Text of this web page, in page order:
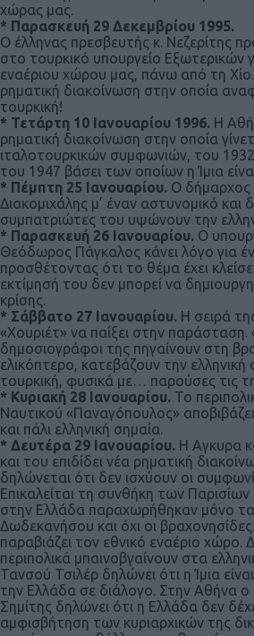
χώρας μας.
* Παρασκευή 29 Δεκεμβρίου 1995.
Ο έλληνας πρεσβευτής κ. Νεζερίτης
στο τουρκικό υπουργείο Εξωτερικών
εναέριου χώρου μας, πάνω από τη
ρηματική διακοίνωση στην οποία
τουρκική!
* Τετάρτη 10 Ιανουαρίου 1996. Η
ρηματική διακοίνωση στην οποία
ιταλοτουρκικών συμφωνιών, του
του 1947 βάσει των οποίων η Ίμια
* Πέμπτη 25 Ιανουαρίου. Ο δήμαρχος
Διακομιχάλης μ’ έναν αστυνομικό και
συμπατριώτες του υψώνουν την
* Παρασκευή 26 Ιανουαρίου. Ο
Θεόδωρος Πάγκαλος κάνει λόγο για
προσθέτοντας ότι το θέμα έχει
εκτίμησή του δεν μπορεί να
κρίσης.
* Σάββατο 27 Ιανουαρίου. Η σειρά
«Χουριέτ» να παίξει στην παράσταση.
δημοσιογράφοι της πηγαίνουν στη
ελικόπτερο, κατεβάζουν την
τουρκική, φυσικά με… παρούσες τις
* Κυριακή 28 Ιανουαρίου. Το
Ναυτικού «Παναγόπουλος»
και πάλι ελληνική σημαία.
* Δευτέρα 29 Ιανουαρίου. Η Αγκυρα
και του επιδίδει νέα ρηματική
δηλώνεται ότι δεν ισχύουν οι
Επικαλείται τη συνθήκη των
στην Ελλάδα παραχωρήθηκαν μόνο τα
Δωδεκανήσου και όχι οι
παραβιάζει τον εθνικό εναέριο χώρο.
περιπολικά μπαινοβγαίνουν στα
Τανσού Τσιλέρ δηλώνει ότι η Ίμια
την Ελλάδα σε διάλογο. Στην Αθήνα
Σημίτης δηλώνει ότι η Ελλάδα δεν
αμφισβήτηση των κυριαρχικών της